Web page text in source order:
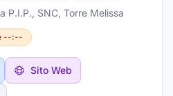
ed infissi. Tutti i
eseguiti nel rispetto della
artigianale, con particolare
Dalla progettazione
è in grado di svolgere tutti i
Il personale qualificato vi
nei vostri acquisti. Gli articoli
P.I.P., SNC, Torre Melissa
--:--
Sito Web